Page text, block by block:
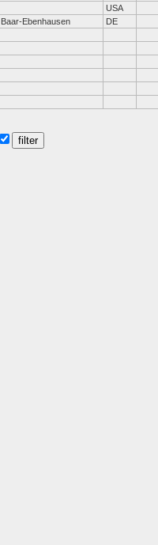
USA
Baar-Ebenhausen
DE